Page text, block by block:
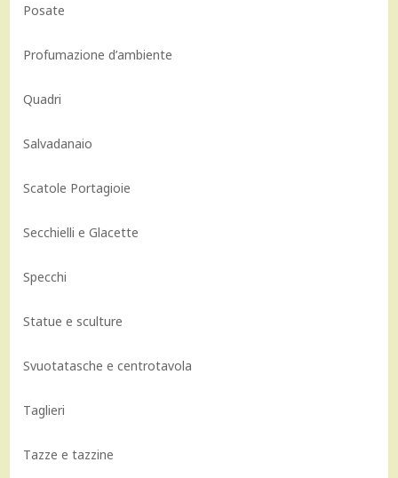
Posate
Profumazione d’ambiente
Quadri
Salvadanaio
Scatole Portagioie
Secchielli e Glacette
Specchi
Statue e sculture
Svuotatasche e centrotavola
Taglieri
Tazze e tazzine